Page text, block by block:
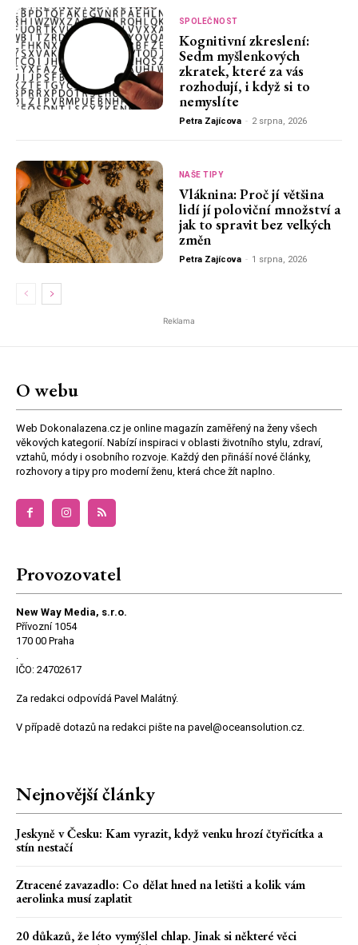
SPOLEČNOST
Kognitivní zkreslení:
Sedm myšlenkových
zkratek, které za vás
rozhodují, i když si to
nemyslíte
Petra Zajícova - 2 srpna, 2026
NAŠE TIPY
Vláknina: Proč jí většina
lidí jí poloviční množství a
jak to spravit bez velkých
změn
Petra Zajícova - 1 srpna, 2026
Reklama
O webu
Web Dokonalazena.cz je online magazín zaměřený na ženy všech
věkových kategorií. Nabízí inspiraci v oblasti životního stylu, zdraví,
vztahů, módy i osobního rozvoje. Každý den přináší nové články,
rozhovory a tipy pro moderní ženu, která chce žít naplno.
Provozovatel
New Way Media, s.r.o.
Přívozní 1054
170 00 Praha
.
IČO: 24702617
Za redakci odpovídá Pavel Malátný.
V případě dotazů na redakci pište na pavel@oceansolution.cz.
Nejnovější články
Jeskyně v Česku: Kam vyrazit, když venku hrozí čtyřicítka a
stín nestačí
Ztracené zavazadlo: Co dělat hned na letišti a kolik vám
aerolinka musí zaplatit
20 důkazů, že léto vymýšlel chlap. Jinak si některé věci